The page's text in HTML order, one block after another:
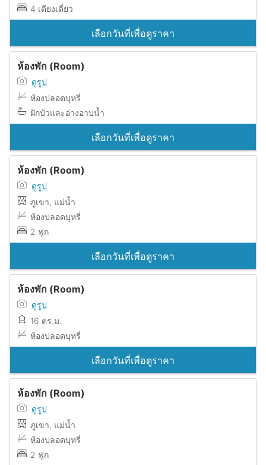
4 เตียงเดี่ยว
เลือกวันที่เพื่อดูราคา
ห้องพัก (Room)
ดูรูป
ห้องปลอดบุหรี่
ฝักบัวและอ่างอาบน้ำ
เลือกวันที่เพื่อดูราคา
ห้องพัก (Room)
ดูรูป
ภูเขา, แม่น้ำ
ห้องปลอดบุหรี่
2 ฟูก
เลือกวันที่เพื่อดูราคา
ห้องพัก (Room)
ดูรูป
16 ตร.ม.
ห้องปลอดบุหรี่
เลือกวันที่เพื่อดูราคา
ห้องพัก (Room)
ดูรูป
ภูเขา, แม่น้ำ
ห้องปลอดบุหรี่
2 ฟูก